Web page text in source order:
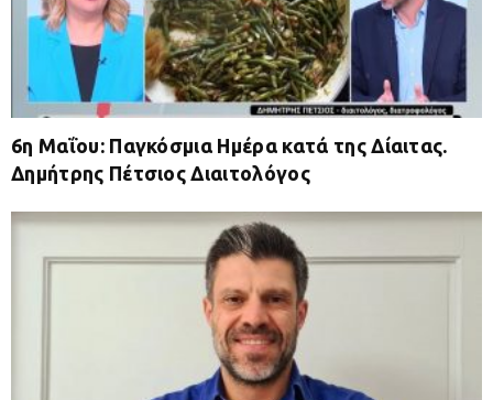
6η Μαΐου: Παγκόσμια Ημέρα κατά της Δίαιτας.
Δημήτρης Πέτσιος Διαιτολόγος